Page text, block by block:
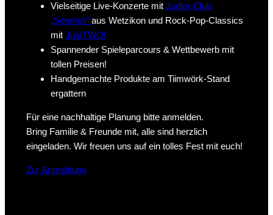
Vielseitige Live-Konzerte mit Jodler-Club
„Seerösli“ aus Wetzikon und Rock-Pop-Classics
mit JustTWO!
Spannender Spieleparcours & Wettbewerb mit
tollen Preisen!
Handgemachte Produkte am Tiimwörk-Stand
ergattern
Für eine nachhaltige Planung bitte anmelden.
Bring Familie & Freunde mit, alle sind herzlich
eingeladen. Wir freuen uns auf ein tolles Fest mit euch!
Zur Anmeldung